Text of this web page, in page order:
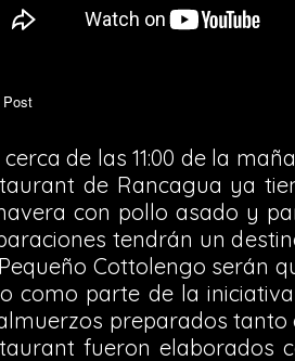
cerca de las 11:00 de la
de Rancagua ya
con pollo asado y
tendrán un
Cottolengo serán
como parte de la iniciativa
preparados tanto
fueron elaborados